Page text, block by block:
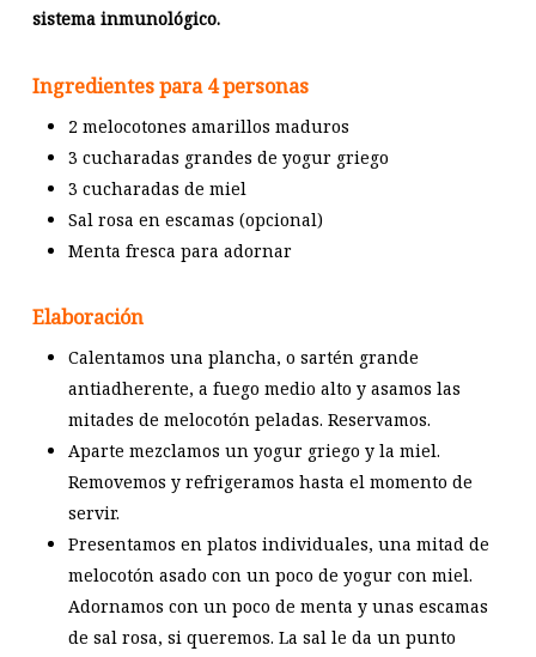
sistema inmunológico.
Ingredientes para 4 personas
2 melocotones amarillos maduros
3 cucharadas grandes de yogur griego
3 cucharadas de miel
Sal rosa en escamas (opcional)
Menta fresca para adornar
Elaboración
Calentamos una plancha, o sartén grande
antiadherente, a fuego medio alto y asamos las
mitades de melocotón peladas. Reservamos.
Aparte mezclamos un yogur griego y la miel.
Removemos y refrigeramos hasta el momento de
servir.
Presentamos en platos individuales, una mitad de
melocotón asado con un poco de yogur con miel.
Adornamos con un poco de menta y unas escamas
de sal rosa, si queremos. La sal le da un punto